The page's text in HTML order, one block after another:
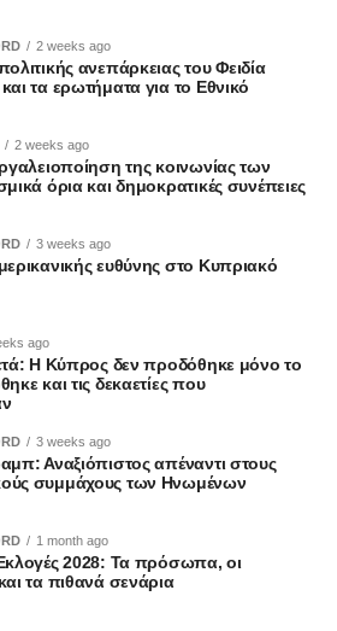
2 weeks ago
ανεπάρκειας του Φειδία
τα ερωτήματα για το Εθνικό
2 weeks ago
της κοινωνίας των
όρια και δημοκρατικές συνέπειες
3 weeks ago
ευθύνης στο Κυπριακό
ago
Η Κύπρος δεν προδόθηκε μόνο το
και τις δεκαετίες που
3 weeks ago
Αναξιόπιστος απέναντι στους
συμμάχους των Ηνωμένων
1 month ago
2028: Τα πρόσωπα, οι
τα πιθανά σενάρια